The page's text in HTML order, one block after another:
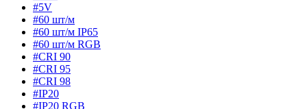
#5V
#60 шт/м
#60 шт/м IP65
#60 шт/м RGB
#CRI 90
#CRI 95
#CRI 98
#IP20
#IP20 RGB